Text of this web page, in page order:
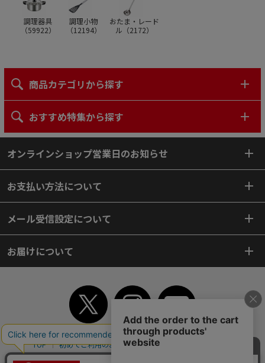
調理器具
（59922）
調理小物
（12194）
おたま・レード
ル（2172）
商品カテゴリから探す
おすすめ特集から探す
オンラインショップ営業日のお知らせ
お支払い方法について
メール受信設定について
お届けについて
TOP 初めてご利用のお客様へ ご利用案内
個人情報保護方針